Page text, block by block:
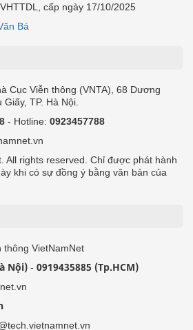
cấp ngày 17/10/2025
Bá
Cục Viễn thông (VNTA), 68 Dương
TP. Hà Nội.
- Hotline: 0923457788
All rights reserved. Chỉ được phát hành
khi có sự đồng ý bằng văn bản của
thông VietNamNet
Nội) - 0919435885 (Tp.HCM)